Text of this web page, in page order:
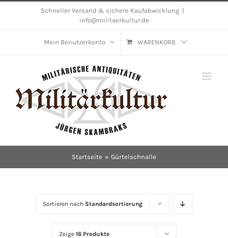
Schneller Versand & sichere Kaufabwicklung
info@militaerkultur.de
Mein Benutzerkonto WARENKORB
Startseite Gürtelschnalle
Sortieren nach Standardsortierung
Zeige 16 Produkte